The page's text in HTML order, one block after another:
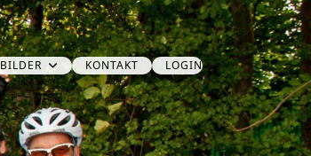
BILDER KONTAKT LOGIN